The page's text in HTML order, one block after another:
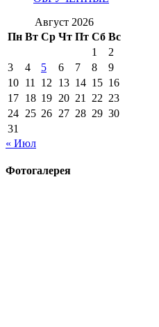
Август 2026
Пн Вт Ср Чт Пт Сб Вс
1
2
3
4 5 6 7 8
9
10 11 12 13 14 15 16
17 18 19 20 21 22 23
24 25 26 27 28 29 30
31
« Июл
Фотогалерея